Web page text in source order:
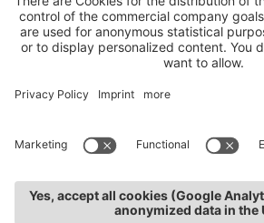
311.info@hds-bz.it
Impressum
Datenschutzerklärung